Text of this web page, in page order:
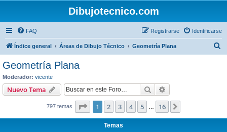
Dibujotecnico.com
FAQ Identificarse
Registrarse
Índice general Áreas de Dibujo Técnico Geometría Plana
Geometría Plana
Moderador: vicente
Nuevo Tema Buscar
797 temas Página de 16
1 2 3 4 5 16
Temas